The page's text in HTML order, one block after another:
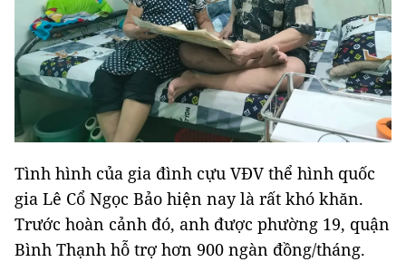
Tình hình của gia đình cựu VĐV thể hình quốc
gia Lê Cổ Ngọc Bảo hiện nay là rất khó khăn.
Trước hoàn cảnh đó, anh được phường 19, quận
Bình Thạnh hỗ trợ hơn 900 ngàn đồng/tháng.